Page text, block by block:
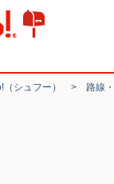
シュフー） > 路線